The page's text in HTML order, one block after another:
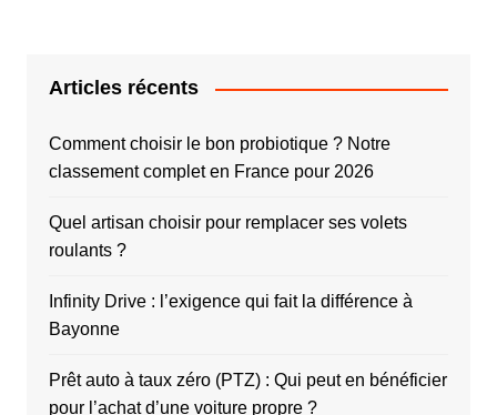
Articles récents
Comment choisir le bon probiotique ? Notre
classement complet en France pour 2026
Quel artisan choisir pour remplacer ses volets
roulants ?
Infinity Drive : l’exigence qui fait la différence à
Bayonne
Prêt auto à taux zéro (PTZ) : Qui peut en bénéficier
pour l’achat d’une voiture propre ?